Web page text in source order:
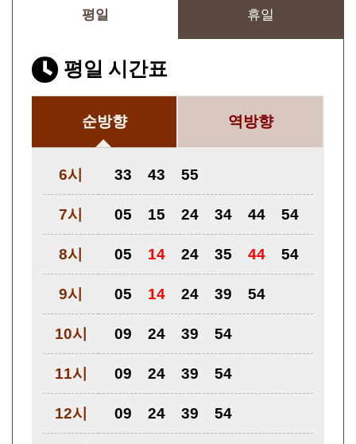
평일 휴일
평일 시간표
순방향 역방향
6시 33 43 55
7시 05 15 24 34 44 54
8시 05 14 24 35 44 54
9시 05 14 24 39 54
10시 09 24 39 54
11시 09 24 39 54
12시 09 24 39 54